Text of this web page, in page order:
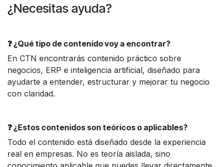
¿Necesitas ayuda?
❓ ¿Qué tipo de contenido voy a encontrar?
En CTN encontrarás contenido práctico sobre
negocios, ERP e inteligencia artificial, diseñado para
ayudarte a entender, estructurar y mejorar tu negocio
con claridad.
❓ ¿Estos contenidos son teóricos o aplicables?
Todo el contenido está diseñado desde la experiencia
real en empresas. No es teoría aislada, sino